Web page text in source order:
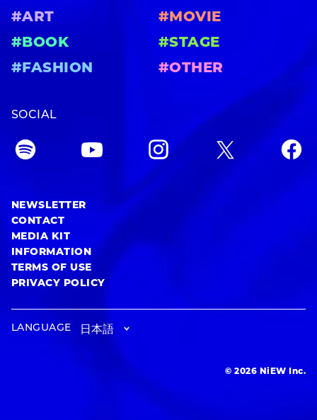
#ART
#MOVIE
#BOOK
#STAGE
#FASHION
#OTHER
SOCIAL
NEWSLETTER
CONTACT
MEDIA KIT
INFORMATION
TERMS OF USE
PRIVACY POLICY
LANGUAGE
© 2026 NiEW Inc.